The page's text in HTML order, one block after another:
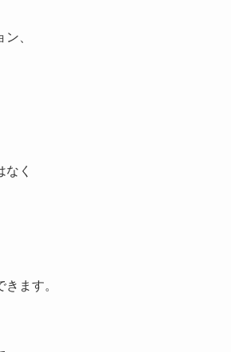
、
く
ます。